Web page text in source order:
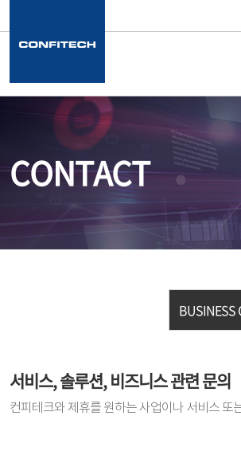
CONTACT
BUSINESS
서비스, 솔루션, 비즈니스 관련 문의
컨피테크와 제휴를 원하는 사업이나 서비스 또